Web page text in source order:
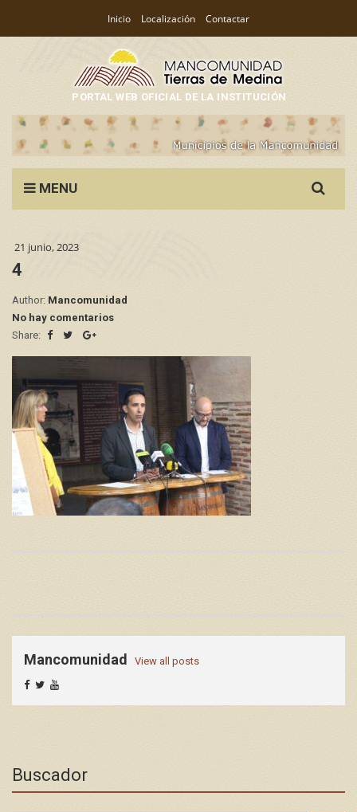
Inicio Localización Contactar
PORTAL WEB OFICIAL DE LA INSTITUCIÓN
MENU
for:
21 junio, 2023
4
Author: Mancomunidad
No hay comentarios
Share:
Mancomunidad View all posts
Buscador